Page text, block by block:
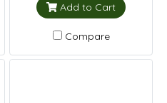
Add to Cart
Compare